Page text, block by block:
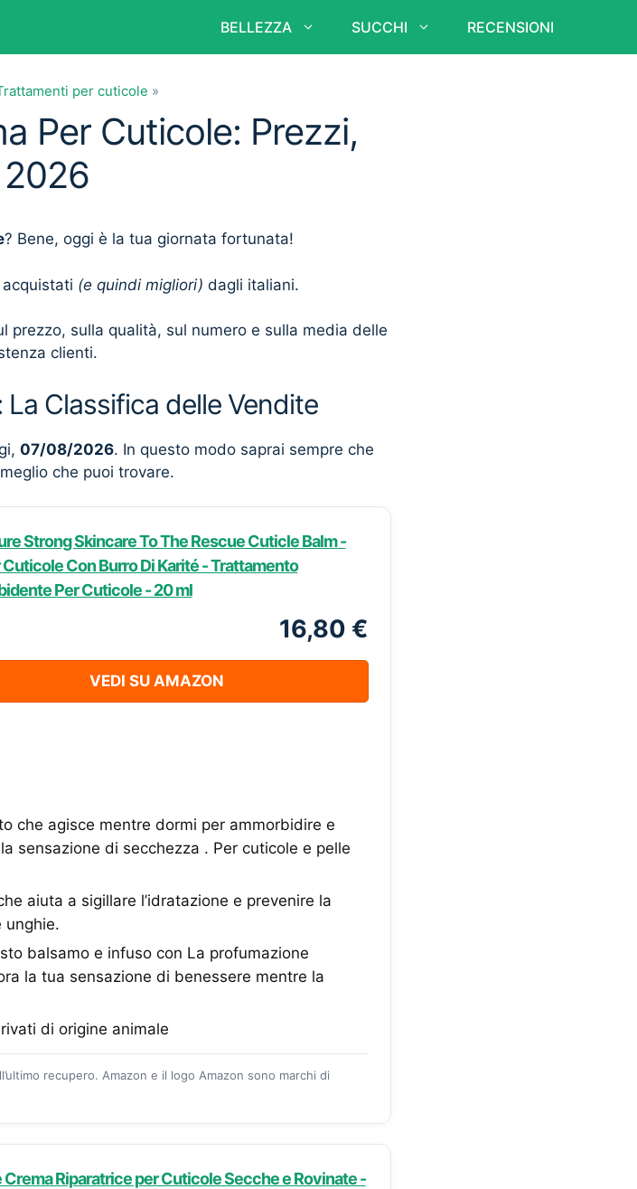
BELLEZZA SUCCHI RECENSIONI
per cuticole »
Per Cuticole: Prezzi,
? Bene, oggi è la tua giornata fortunata!
(e quindi migliori) dagli italiani.
prezzo, sulla qualità, sul numero e sulla media delle
clienti.
Classifica delle Vendite
07/08/2026. In questo modo saprai sempre che
che puoi trovare.
Strong Skincare To The Rescue Cuticle Balm -
Cuticole Con Burro Di Karité - Trattamento
Per Cuticole - 20 ml
16,80 €
VEDI SU AMAZON
che agisce mentre dormi per ammorbidire e
sensazione di secchezza . Per cuticole e pelle
aiuta a sigillare l’idratazione e prevenire la
unghie.
balsamo e infuso con La profumazione
la tua sensazione di benessere mentre la
di origine animale
recupero. Amazon e il logo Amazon sono marchi di
Crema Riparatrice per Cuticole Secche e Rovinate -